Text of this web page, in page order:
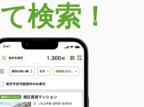
検索！